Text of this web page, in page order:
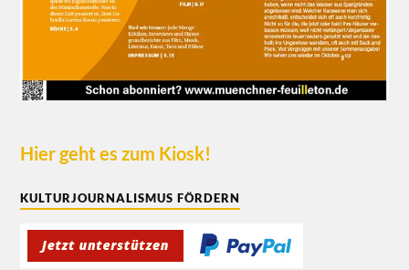
Hier geht es zum Kiosk!
KULTURJOURNALISMUS FÖRDERN